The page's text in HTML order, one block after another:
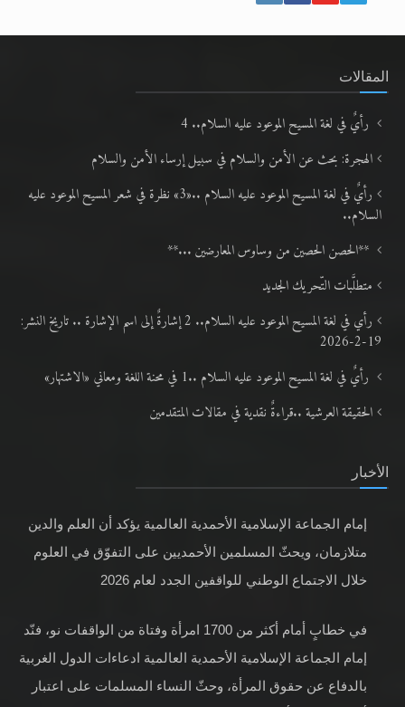
المقالات
رأيٌ في لغة المسيح الموعود عليه السلام.. 4
الهجرة: بحث عن الأمن والسلام في سبيل إرساء الأمن والسلام
السلام..
**الحصن الحصين من وساوس المعارضين ...**
متطلَّبات التّحريك الجديد
19-2-2026
رأيٌ في لغة المسيح الموعود عليه السلام ..1 في محنة اللغة ومعاني «الاشتهار»
إمام الجماعة الإسلامية الأحمدية العالمية يؤكد أن العلم والدين
متلازمان، ويحثّ المسلمين الأحمديين على التفوّق في العلوم
خلال الاجتماع الوطني للواقفين الجدد لعام 2026
في خطابٍ أمام أكثر من 1700 امرأة وفتاة من الواقفات نو، فنّد
إمام الجماعة الإسلامية الأحمدية العالمية ادعاءات الدول الغربية